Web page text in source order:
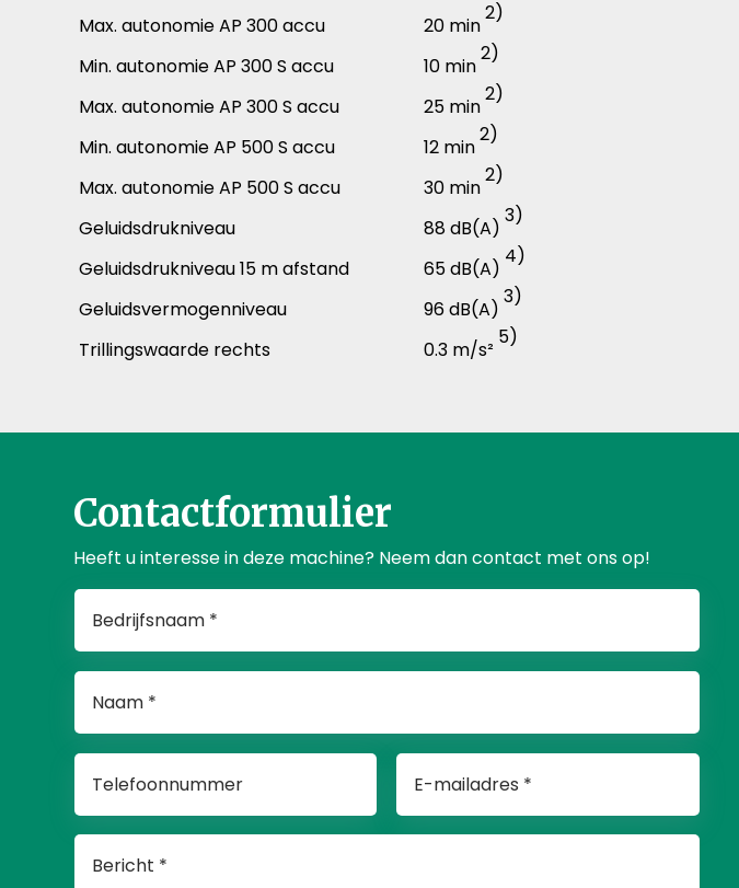
Max. autonomie AP 300 accu 20 min
2)
Min. autonomie AP 300 S accu 10 min
2)
Max. autonomie AP 300 S accu 25 min
2)
Min. autonomie AP 500 S accu 12 min
2)
Max. autonomie AP 500 S accu 30 min
2)
Geluidsdrukniveau 88 dB(A)
3)
Geluidsdrukniveau 15 m afstand 65 dB(A)
4)
Geluidsvermogenniveau 96 dB(A)
3)
Trillingswaarde rechts 0.3 m/s²
5)
Contactformulier
Heeft u interesse in deze machine? Neem dan contact met ons op!